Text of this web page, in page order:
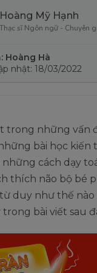
Hoàng Mỹ Hạnh
Thạc sĩ Ngôn ngữ - Chuyên
Hoàng Hà
nhật: 18/03/2022
trong những vấn
bài học kiến
cách dạy
thích não bộ bé
duy như thế
bài viết sau